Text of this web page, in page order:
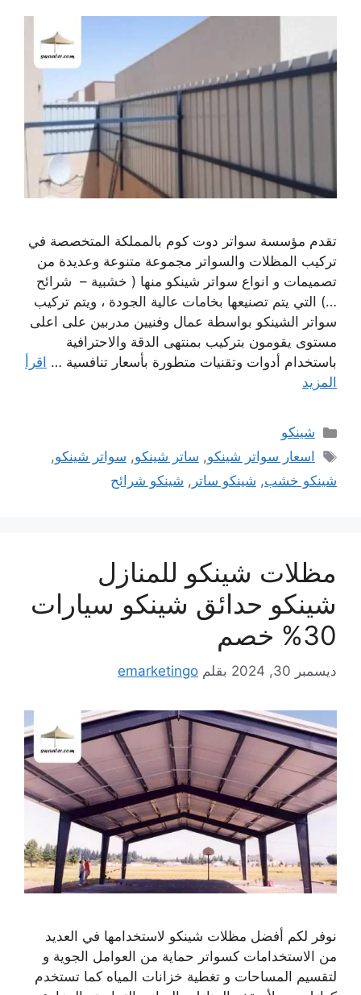
تقدم مؤسسة سواتر دوت كوم بالمملكة المتخصصة في
تركيب المظلات والسواتر مجموعة متنوعة وعديدة من
تصميمات و انواع سواتر شينكو منها ( خشبية – شرائح
…) التي يتم تصنيعها بخامات عالية الجودة ، ويتم تركيب
سواتر الشينكو بواسطة عمال وفنيين مدربين على اعلى
مستوى يقومون بتركيب بمنتهى الدقة والاحترافية
باستخدام أدوات وتقنيات متطورة بأسعار تنافسية … اقرأ
المزيد
التصنيفات
شينكو
الوسوم
اسعار سواتر شينكو, ساتر شينكو, سواتر شينكو,
شينكو خشب, شينكو ساتر , شينكو شرائح
مظلات شينكو للمنازل
شينكو حدائق شينكو سيارات
30% خصم
ديسمبر 30, 2024 بقلم emarketingo
نوفر لكم أفضل مظلات شينكو لاستخدامها في العديد
من الاستخدامات كسواتر حماية من العوامل الجوية و
لتقسيم المساحات و تغطية خزانات المياه كما تستخدم